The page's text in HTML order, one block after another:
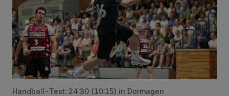
Handball-Test: 24:30 (10:15) in Dormagen